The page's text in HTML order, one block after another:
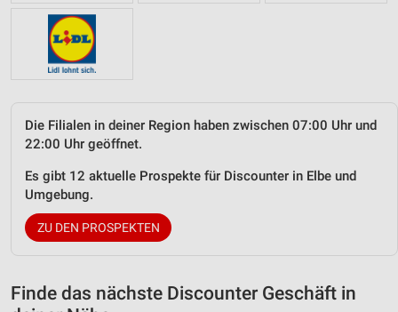
Die Filialen in deiner Region haben zwischen 07:00 Uhr und
22:00 Uhr geöffnet.
Es gibt 12 aktuelle Prospekte für Discounter in Elbe und
Umgebung.
ZU DEN PROSPEKTEN
Finde das nächste Discounter Geschäft in